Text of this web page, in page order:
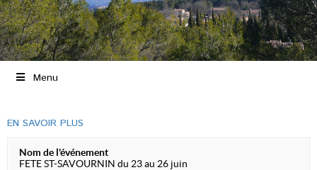
Menu
EN SAVOIR PLUS
Nom de l'événement
FETE ST-SAVOURNIN du 23 au 26 juin